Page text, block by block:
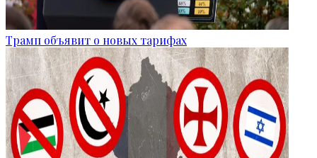
Трамп объявит о новых тарифах